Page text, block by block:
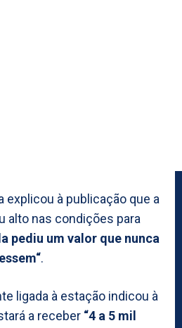
explicou à publicação que a
alto nas condições para
pediu um valor que nunca
.
ligada à estação indicou à
a receber “4 a 5 mil